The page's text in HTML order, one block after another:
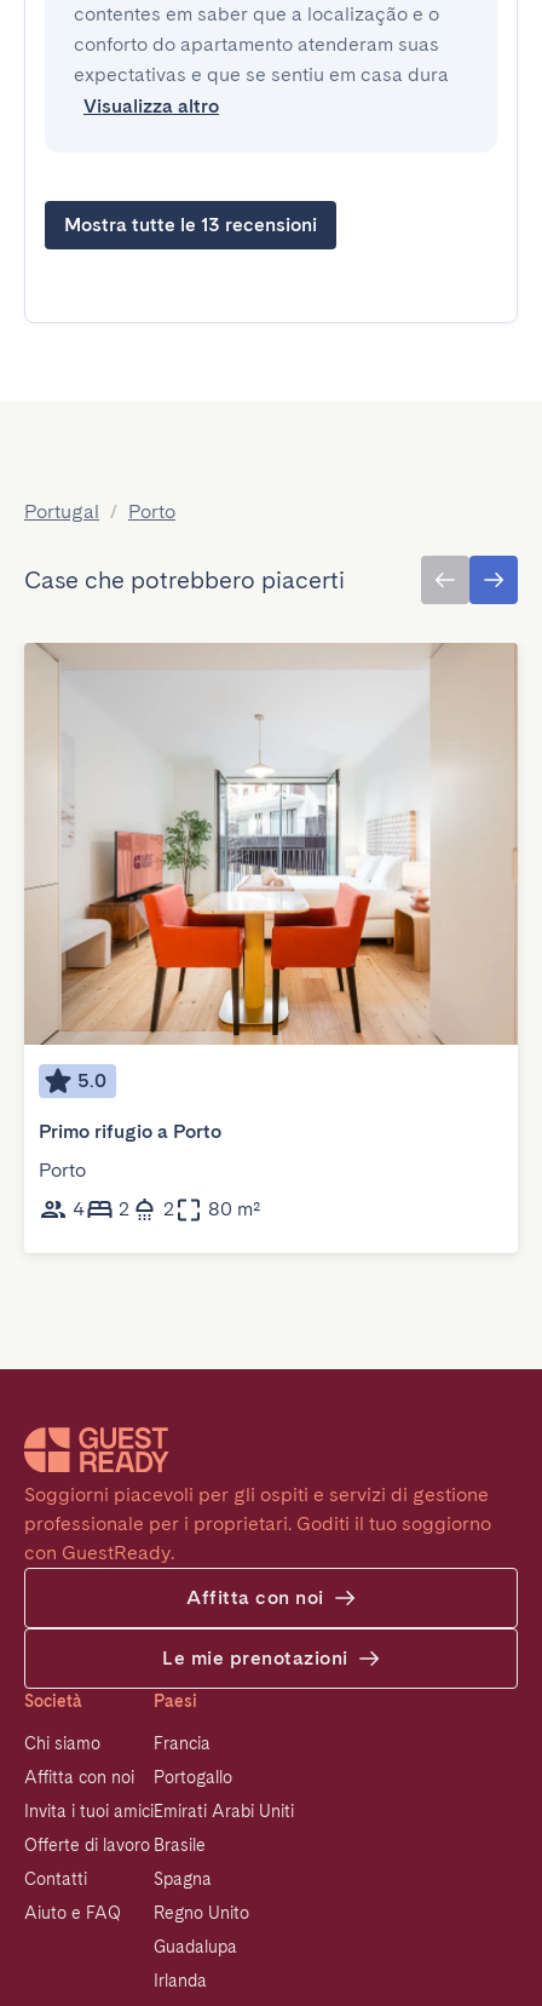
contentes em saber que a localização e o
conforto do apartamento atenderam suas
expectativas e que se sentiu em casa dura
Visualizza altro
Mostra tutte le 13 recensioni
Portugal / Porto
Case che potrebbero piacerti
5.0
Primo rifugio a Porto
Porto
4
2 2 80 m²
Soggiorni piacevoli per gli ospiti e servizi di gestione
professionale per i proprietari. Goditi il tuo soggiorno
con GuestReady.
Affitta con noi
Le mie prenotazioni
Società
Chi siamo
Affitta con noi
Invita i tuoi amici
Offerte di lavoro
Contatti
Aiuto e FAQ
Paesi
Francia
Portogallo
Emirati Arabi Uniti
Brasile
Spagna
Regno Unito
Guadalupa
Irlanda